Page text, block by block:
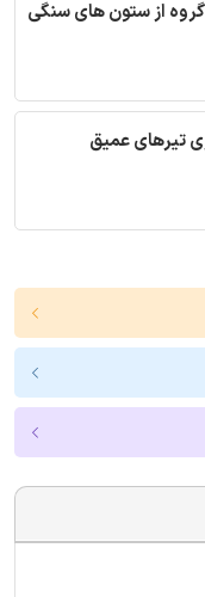
از ستون های سنگی
تیرهای عمیق